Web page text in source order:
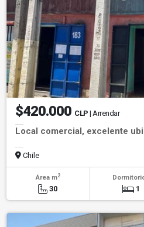
$420.000 CLP | Arrendar
Local comercial, excelente
Chile
Área m2
30 1